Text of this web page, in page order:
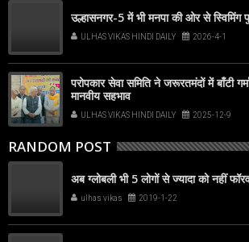
उल्हासनगर-5 में भी मनपा की ओर से स्विमिंग
ULHAS VIKAS HINDI DAILY 2026-4-1
परोपकार सेवा समिति ने जरूरतमंदों में बाँटी
मानवीय सहभाव
ULHAS VIKAS HINDI DAILY 2025-12-9
RANDOM POST
अब ग्लोबली भी 5 लोगों से ज्यादा को नहीं
ulhas vikas 2019-1-22